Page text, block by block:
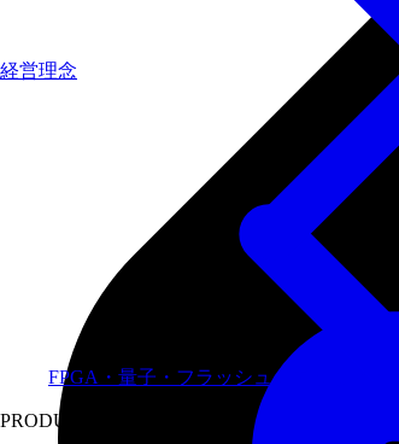
経営理念
FPGA・量子・フラッシュメモリなど専
PRODUCTS